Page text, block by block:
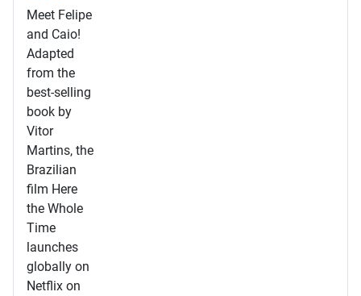
Meet Felipe
and Caio!
Adapted
from the
best-selling
book by
Vitor
Martins, the
Brazilian
film Here
the Whole
Time
launches
globally on
Netflix on